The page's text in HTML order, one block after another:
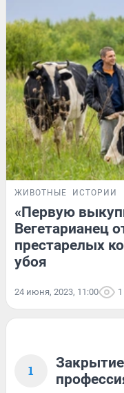
ЖИВОТНЫЕ ИСТОРИИ
«Первую
Вегетарианец
престарелых
убоя
24 июня, 2023, 11:00
1